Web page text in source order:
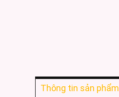
Thông tin sản phẩm